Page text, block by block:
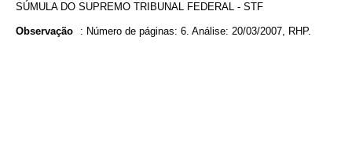
SÚMULA DO SUPREMO TRIBUNAL FEDERAL - STF
Observação : Número de páginas: 6. Análise: 20/03/2007, RHP.